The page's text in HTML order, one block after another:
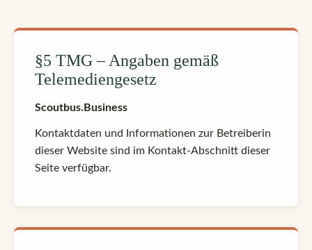
§5 TMG – Angaben gemäß
Telemediengesetz
Scoutbus.Business
Kontaktdaten und Informationen zur Betreiberin
dieser Website sind im Kontakt-Abschnitt dieser
Seite verfügbar.